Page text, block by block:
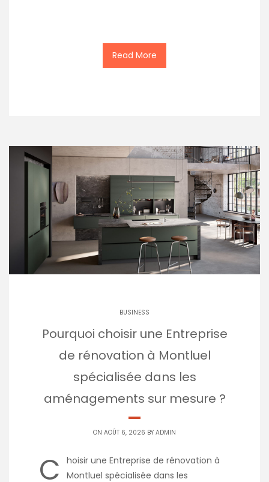
Read More
BUSINESS
Pourquoi choisir une Entreprise
de rénovation à Montluel
spécialisée dans les
aménagements sur mesure ?
ON AOÛT 6, 2026 BY ADMIN
C
hoisir une Entreprise de rénovation à
Montluel spécialisée dans les